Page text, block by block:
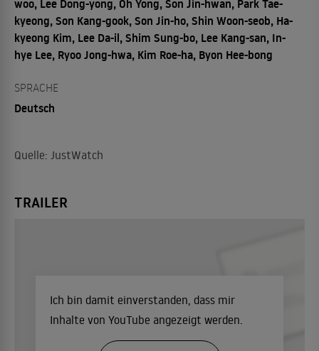
woo, Lee Dong-yong, Oh Yong, Son Jin-hwan, Park Tae-
kyeong, Son Kang-gook, Son Jin-ho, Shin Woon-seob, Ha-
kyeong Kim, Lee Da-il, Shim Sung-bo, Lee Kang-san, In-
hye Lee, Ryoo Jong-hwa, Kim Roe-ha, Byon Hee-bong
SPRACHE
Deutsch
Quelle: JustWatch
TRAILER
Ich bin damit einverstanden, dass mir
Inhalte von YouTube angezeigt werden.